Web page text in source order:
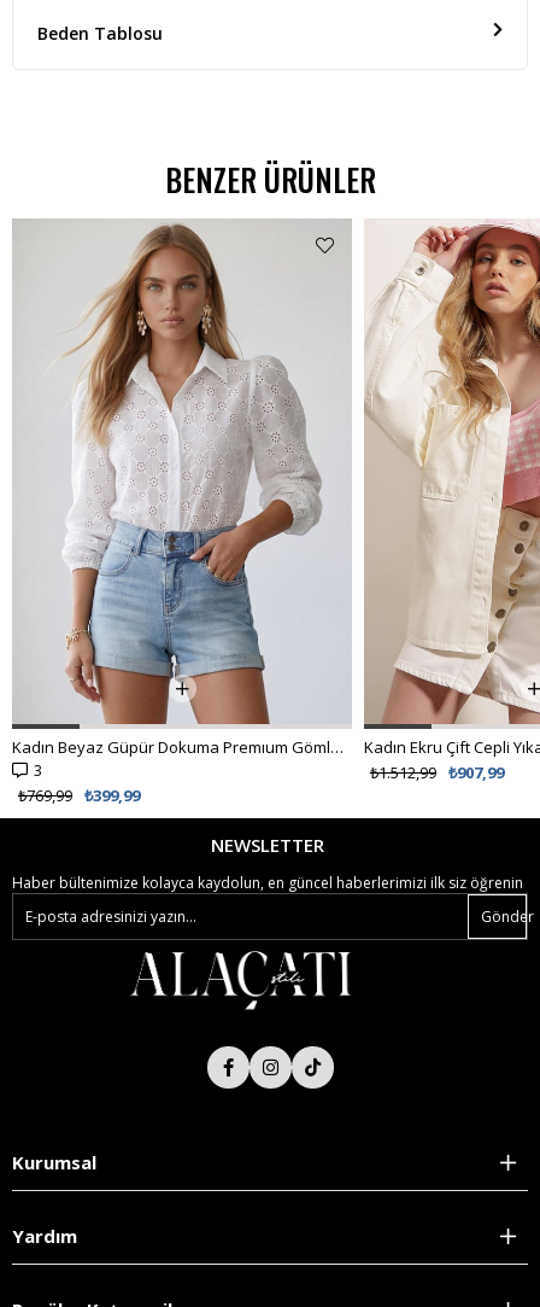
Beden Tablosu
BENZER ÜRÜNLER
Kadın Beyaz Güpür Dokuma Premıum Gömlek ALC-X4366
3
₺399,99
₺769,99
₺907,99
₺1.512,99
NEWSLETTER
Haber bültenimize kolayca kaydolun, en güncel haberlerimizi ilk siz öğrenin
Gönder
Kurumsal
Yardım